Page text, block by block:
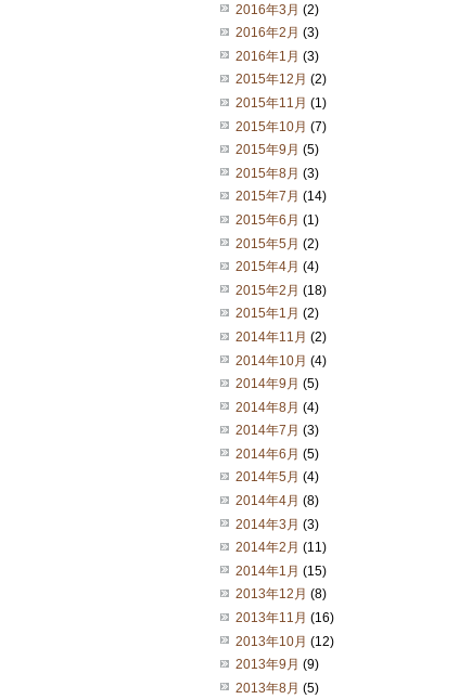
2016年3月 (2)
2016年2月 (3)
2016年1月 (3)
2015年12月 (2)
2015年11月 (1)
2015年10月 (7)
2015年9月 (5)
2015年8月 (3)
2015年7月 (14)
2015年6月 (1)
2015年5月 (2)
2015年4月 (4)
2015年2月 (18)
2015年1月 (2)
2014年11月 (2)
2014年10月 (4)
2014年9月 (5)
2014年8月 (4)
2014年7月 (3)
2014年6月 (5)
2014年5月 (4)
2014年4月 (8)
2014年3月 (3)
2014年2月 (11)
2014年1月 (15)
2013年12月 (8)
2013年11月 (16)
2013年10月 (12)
2013年9月 (9)
2013年8月 (5)